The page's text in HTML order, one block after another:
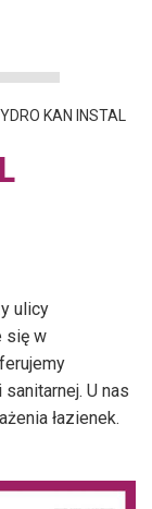
KAN INSTAL
ulicy
się w
U nas
łazienek.